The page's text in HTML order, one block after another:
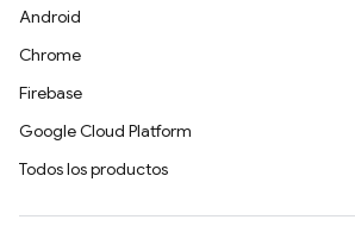
Android
Chrome
Firebase
Google Cloud Platform
Todos los productos